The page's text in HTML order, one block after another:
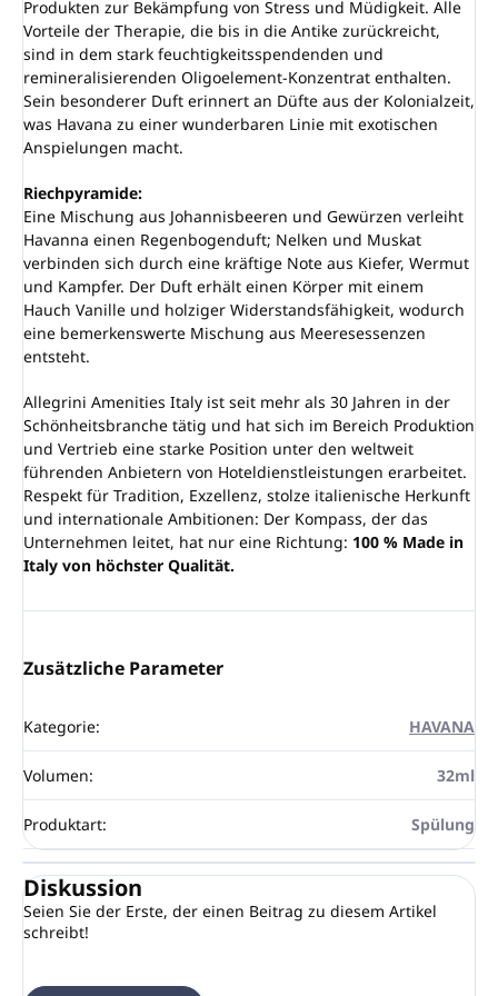
Produkten zur Bekämpfung von Stress und Müdigkeit. Alle
Vorteile der Therapie, die bis in die Antike zurückreicht,
sind in dem stark feuchtigkeitsspendenden und
remineralisierenden Oligoelement-Konzentrat enthalten.
Sein besonderer Duft erinnert an Düfte aus der Kolonialzeit,
was Havana zu einer wunderbaren Linie mit exotischen
Anspielungen macht.
Riechpyramide:
Eine Mischung aus Johannisbeeren und Gewürzen verleiht
Havanna einen Regenbogenduft; Nelken und Muskat
verbinden sich durch eine kräftige Note aus Kiefer, Wermut
und Kampfer. Der Duft erhält einen Körper mit einem
Hauch Vanille und holziger Widerstandsfähigkeit, wodurch
eine bemerkenswerte Mischung aus Meeresessenzen
entsteht.
Allegrini Amenities Italy ist seit mehr als 30 Jahren in der
Schönheitsbranche tätig und hat sich im Bereich Produktion
und Vertrieb eine starke Position unter den weltweit
führenden Anbietern von Hoteldienstleistungen erarbeitet.
Respekt für Tradition, Exzellenz, stolze italienische Herkunft
und internationale Ambitionen: Der Kompass, der das
Unternehmen leitet, hat nur eine Richtung: 100 % Made in
Italy von höchster Qualität.
Zusätzliche Parameter
Kategorie: HAVANA
Volumen: 32ml
Produktart: Spülung
Diskussion
Seien Sie der Erste, der einen Beitrag zu diesem Artikel
schreibt!